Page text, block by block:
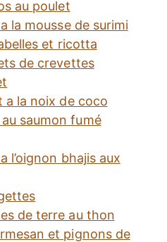
au poulet
la mousse de surimi
et ricotta
de crevettes
a la noix de coco
au saumon fumé
l’oignon bhajis aux
de terre au thon
et pignons de